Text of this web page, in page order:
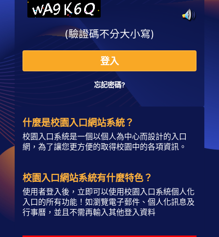
(驗證碼不分大小寫)
登入
忘記密碼?
什麼是校園入口網站系統？
校園入口系統是一個以個人為中心而設計的入口
網，為了讓您更方便的取得校園中的各項資訊。
校園入口網站系統有什麼特色？
使用者登入後，立即可以使用校園入口系統個人化
入口的所有功能！如瀏覽電子郵件、個人化訊息及
行事曆，並且不需再輸入其他登入資料